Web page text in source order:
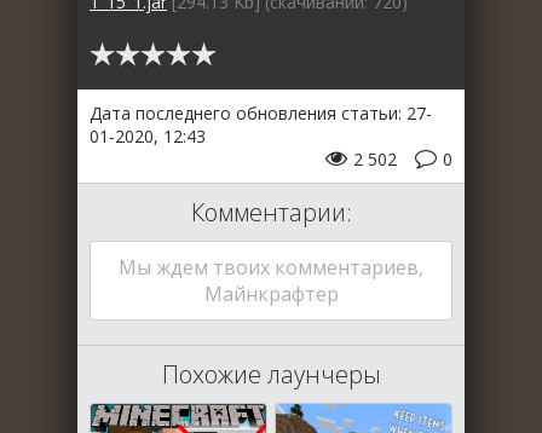
Дата последнего обновления статьи: 27-
01-2020, 12:43
0
2 502
Комментарии:
Мы ждем твоих комментариев,
Майнкрафтер
Похожие лаунчеры